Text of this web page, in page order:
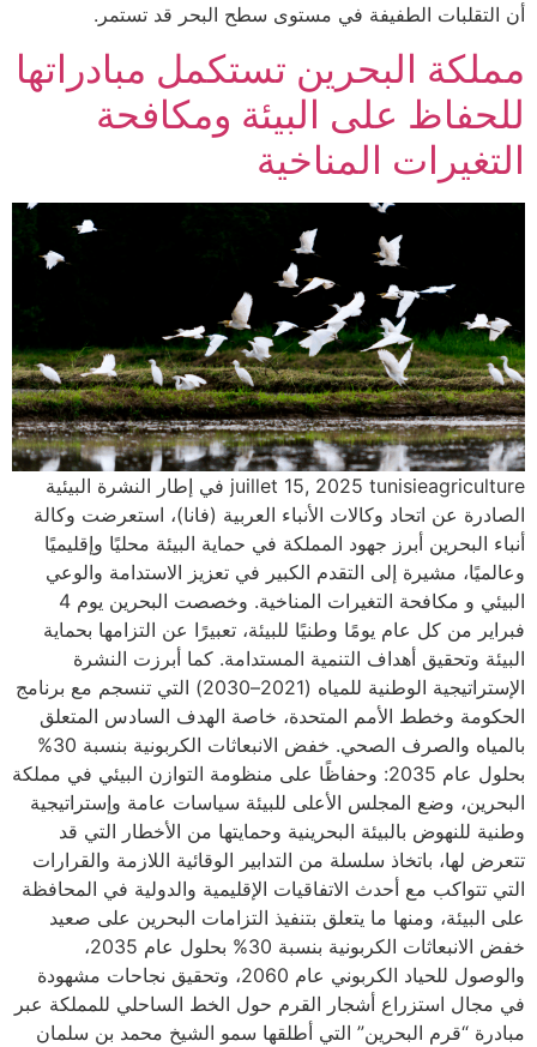
أن التقلبات الطفيفة في مستوى سطح البحر قد تستمر.
مملكة البحرين تستكمل مبادراتها
للحفاظ على البيئة ومكافحة
التغيرات المناخية
juillet 15, 2025 tunisieagriculture في إطار النشرة البيئية
الصادرة عن اتحاد وكالات الأنباء العربية (فانا)، استعرضت وكالة
أنباء البحرين أبرز جهود المملكة في حماية البيئة محليًا وإقليميًا
وعالميًا، مشيرة إلى التقدم الكبير في تعزيز الاستدامة والوعي
البيئي و مكافحة التغيرات المناخية. وخصصت البحرين يوم 4
فبراير من كل عام يومًا وطنيًا للبيئة، تعبيرًا عن التزامها بحماية
البيئة وتحقيق أهداف التنمية المستدامة. كما أبرزت النشرة
الإستراتيجية الوطنية للمياه (2021–2030) التي تنسجم مع برنامج
الحكومة وخطط الأمم المتحدة، خاصة الهدف السادس المتعلق
بالمياه والصرف الصحي. خفض الانبعاثات الكربونية بنسبة 30%
بحلول عام 2035: وحفاظًا على منظومة التوازن البيئي في مملكة
البحرين، وضع المجلس الأعلى للبيئة سياسات عامة وإستراتيجية
وطنية للنهوض بالبيئة البحرينية وحمايتها من الأخطار التي قد
تتعرض لها، باتخاذ سلسلة من التدابير الوقائية اللازمة والقرارات
التي تتواكب مع أحدث الاتفاقيات الإقليمية والدولية في المحافظة
على البيئة، ومنها ما يتعلق بتنفيذ التزامات البحرين على صعيد
خفض الانبعاثات الكربونية بنسبة 30% بحلول عام 2035،
والوصول للحياد الكربوني عام 2060، وتحقيق نجاحات مشهودة
في مجال استزراع أشجار القرم حول الخط الساحلي للمملكة عبر
مبادرة “قرم البحرين” التي أطلقها سمو الشيخ محمد بن سلمان